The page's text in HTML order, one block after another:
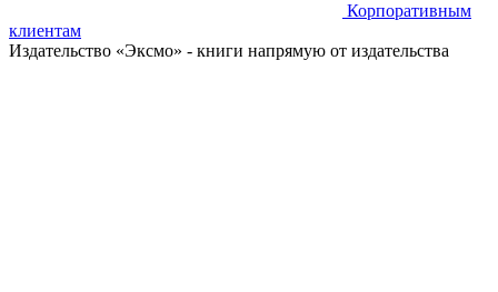
Корпоративным
клиентам
Издательство «Эксмо» - книги напрямую от издательства